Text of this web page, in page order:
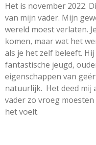
Het is november 2022.
van mijn vader. Mijn
wereld moest verlaten.
komen, maar wat het
als je het zelf beleeft.
fantastische jeugd,
eigenschappen van
natuurlijk. Het deed mij
vader zo vroeg
het voelt.